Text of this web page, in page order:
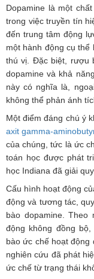
Dopamine là một
trong việc truyền tín
đến trung tâm động
một hành động cụ thể
thú vị. Đặc biệt, rượu
dopamine và khả
này có nghĩa là,
không thể phản ánh
Một điểm đáng chú ý
axit gamma-
của chúng, tức là ức
toán học được phát
học Indiana đã giải
Cấu hình hoạt động
động và tương tác,
bào dopamine.
động không đồng
bào ức chế hoạt động
nghiên cứu đã phát
ức chế từ trạng thái